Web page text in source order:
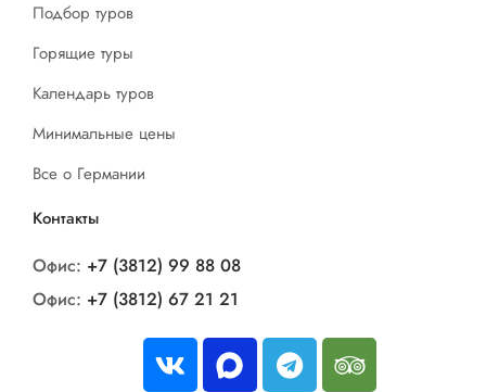
Подбор туров
Горящие туры
Календарь туров
Минимальные цены
Все о Германии
Контакты
Офис: +7 (3812) 99 88 08
Офис: +7 (3812) 67 21 21